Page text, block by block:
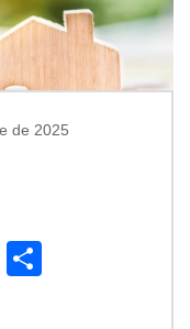
de 2025
Messenger